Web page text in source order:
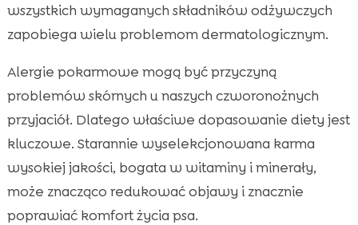
wszystkich wymaganych składników odżywczych
zapobiega wielu problemom dermatologicznym.
Alergie pokarmowe mogą być przyczyną
problemów skórnych u naszych czworonożnych
przyjaciół. Dlatego właściwe dopasowanie diety jest
kluczowe. Starannie wyselekcjonowana karma
wysokiej jakości, bogata w witaminy i minerały,
może znacząco redukować objawy i znacznie
poprawiać komfort życia psa.